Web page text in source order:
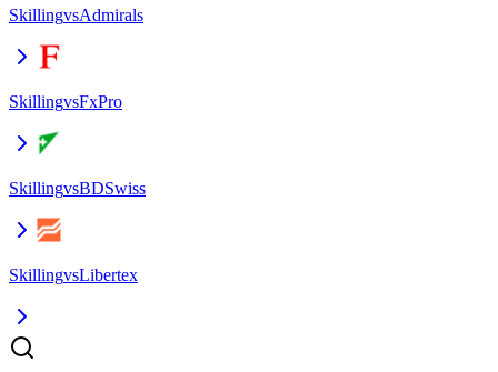
SkillingvsAdmirals
SkillingvsFxPro
SkillingvsBDSwiss
SkillingvsLibertex